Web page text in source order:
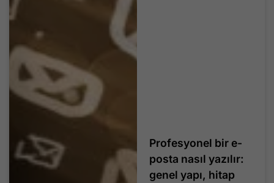
Profesyonel bir e-
posta nasıl yazılır:
genel yapı, hitap